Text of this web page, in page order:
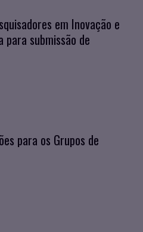
em Inovação e
para submissão de
para os Grupos de